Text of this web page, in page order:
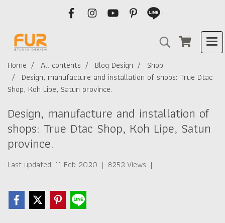
Home All contents Blog Design
Shop
Design, manufacture and installation of shops: True Dtac
Shop, Koh Lipe, Satun province.
Design, manufacture and installation of
shops: True Dtac Shop, Koh Lipe, Satun
province.
Last updated: 11 Feb 2020 | 8252 Views |